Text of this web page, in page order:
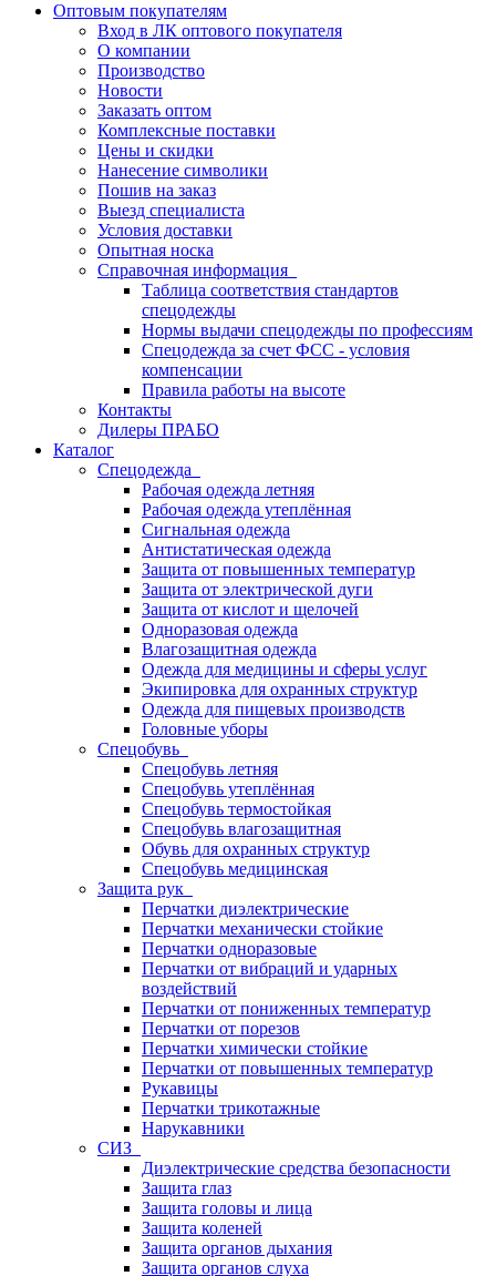
Оптовым покупателям
Вход в ЛК оптового покупателя
О компании
Производство
Новости
Заказать оптом
Комплексные поставки
Цены и скидки
Нанесение символики
Пошив на заказ
Выезд специалиста
Условия доставки
Опытная носка
Справочная информация
Таблица соответствия стандартов
спецодежды
Нормы выдачи спецодежды по профессиям
Спецодежда за счет ФСС - условия
компенсации
Правила работы на высоте
Контакты
Дилеры ПРАБО
Каталог
Спецодежда
Рабочая одежда летняя
Рабочая одежда утеплённая
Сигнальная одежда
Антистатическая одежда
Защита от повышенных температур
Защита от электрической дуги
Защита от кислот и щелочей
Одноразовая одежда
Влагозащитная одежда
Одежда для медицины и сферы услуг
Экипировка для охранных структур
Одежда для пищевых производств
Головные уборы
Спецобувь
Спецобувь летняя
Спецобувь утеплённая
Спецобувь термостойкая
Спецобувь влагозащитная
Обувь для охранных структур
Спецобувь медицинская
Защита рук
Перчатки диэлектрические
Перчатки механически стойкие
Перчатки одноразовые
Перчатки от вибраций и ударных
воздействий
Перчатки от пониженных температур
Перчатки от порезов
Перчатки химически стойкие
Перчатки от повышенных температур
Рукавицы
Перчатки трикотажные
Нарукавники
СИЗ
Диэлектрические средства безопасности
Защита глаз
Защита головы и лица
Защита коленей
Защита органов дыхания
Защита органов слуха